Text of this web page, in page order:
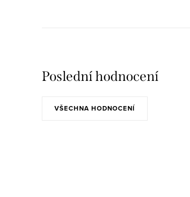
Poslední hodnocení
VŠECHNA HODNOCENÍ